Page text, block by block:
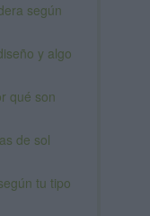
según
y algo
qué son
de sol
tu tipo